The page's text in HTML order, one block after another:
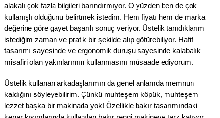
alakalı çok fazla bilgileri barındırmıyor. O yüzden ben de çok
kullanışlı olduğunu belirtmek istedim. Hem fiyatı hem de marka
değerine göre gayet başarılı sonuç veriyor. Üstelik tanıdıklarım
istediğim zaman ve pratik bir şekilde alıp götürebiliyor. Hafif
tasarımı sayesinde ve ergonomik duruşu sayesinde kalabalık
misafiri olan yakınlarımın kullanmasını müsaade ediyorum.
Üstelik kullanan arkadaşlarımın da genel anlamda memnun
kaldığını söyleyebilirim. Çünkü muhteşem köpük, muhteşem
lezzet başka bir makinada yok! Özellikle bakır tasarımındaki